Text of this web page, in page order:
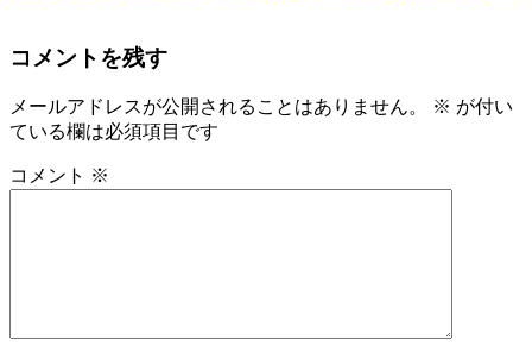
コメントを残す
メールアドレスが公開されることはありません。 ※ が付い
ている欄は必須項目です
コメント ※